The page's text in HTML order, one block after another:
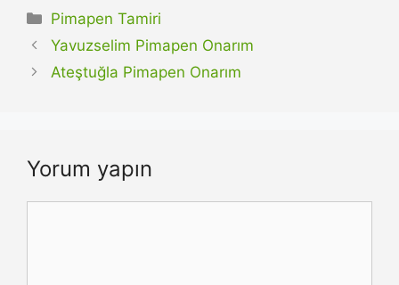
Kategoriler
Pimapen Tamiri
Yavuzselim Pimapen Onarım
Ateştuğla Pimapen Onarım
Yorum yapın